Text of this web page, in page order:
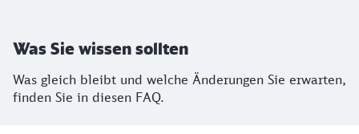
Was Sie wissen sollten
Was gleich bleibt und welche Änderungen Sie erwarten,
finden Sie in diesen FAQ.